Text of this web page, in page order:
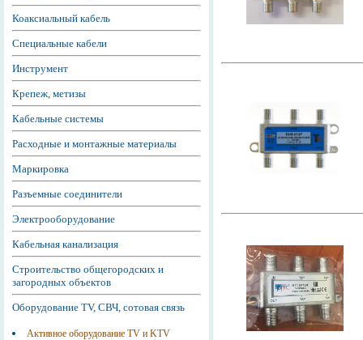
Коаксиальный кабель
Специальные кабели
Инструмент
Крепеж, метизы
Кабельные системы
Расходные и монтажные материалы
Маркировка
Разъемные соединители
Электрооборудование
Кабельная канализация
Строительство общегородских и
загородных объектов
Оборудование TV, СВЧ, сотовая связь
Активное оборудование TV и KTV